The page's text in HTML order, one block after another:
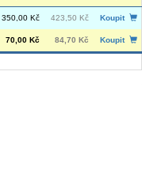
350,00 Kč 423,50 Kč
Koupit
70,00 Kč 84,70 Kč Koupit